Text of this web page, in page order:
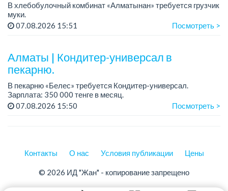
В хлебобулочный комбинат «Алматынан» требуется грузчик
муки.
График работы: 5/2, с 09.00 до 18.00.
07.08.2026 15:51 Посмотреть >
Алматы | Кондитер-универсал в
пекарню.
В пекарню «Белес» требуется Кондитер-универсал.
Зарплата: 350 000 тенге в месяц.
График работы: 4/2, с 08.00 до 20.00.
07.08.2026 15:50 Посмотреть >
Контакты О нас Условия публикации Цены
© 2026 ИД "Жан" - копирование запрещено